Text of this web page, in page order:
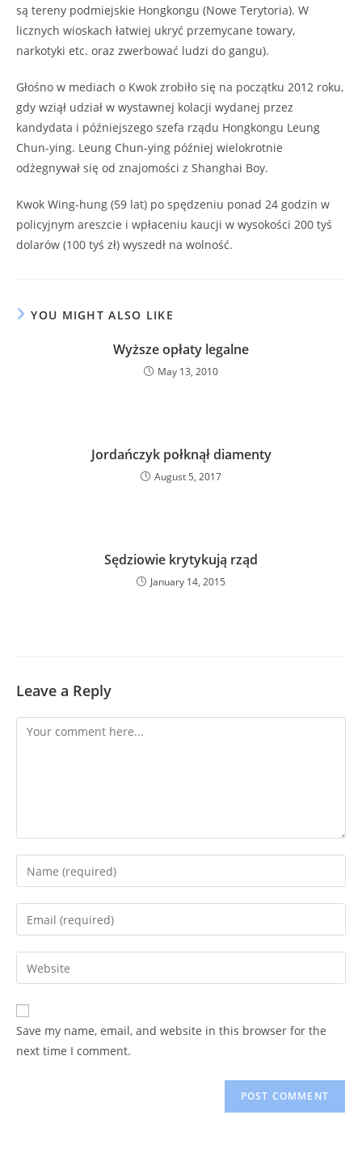
są tereny podmiejskie Hongkongu (Nowe Terytoria). W
licznych wioskach łatwiej ukryć przemycane towary,
narkotyki etc. oraz zwerbować ludzi do gangu).
Głośno w mediach o Kwok zrobiło się na początku 2012 roku,
gdy wziął udział w wystawnej kolacji wydanej przez
kandydata i późniejszego szefa rządu Hongkongu Leung
Chun-ying. Leung Chun-ying później wielokrotnie
odżegnywał się od znajomości z Shanghai Boy.
Kwok Wing-hung (59 lat) po spędzeniu ponad 24 godzin w
policyjnym areszcie i wpłaceniu kaucji w wysokości 200 tyś
dolarów (100 tyś zł) wyszedł na wolność.
YOU MIGHT ALSO LIKE
Wyższe opłaty legalne
May 13, 2010
Jordańczyk połknął diamenty
August 5, 2017
Sędziowie krytykują rząd
January 14, 2015
Leave a Reply
Comment
Enter
your
name
comment
Enter
your
email
address
comment
Enter
your
website
URL
(optional)
Save my name, email, and website in this browser for the
next time I comment.